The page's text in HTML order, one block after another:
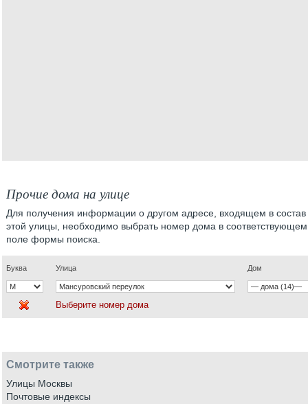
Прочие дома на улице
Для получения информации о другом адресе, входящем в состав
этой улицы, необходимо выбрать номер дома в соответствующем
поле формы поиска.
Буква Улица Дом
Выберите номер дома
Смотрите также
Улицы Москвы
Почтовые индексы